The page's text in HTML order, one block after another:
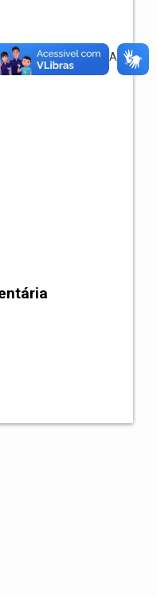
RECEITA